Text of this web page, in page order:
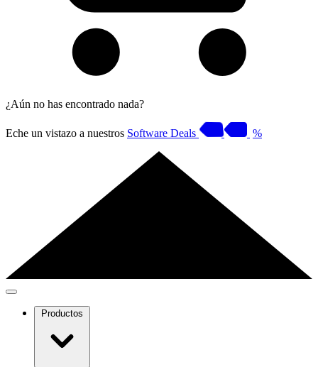
¿Aún no has encontrado nada?
Eche un vistazo a nuestros Software Deals %
Productos